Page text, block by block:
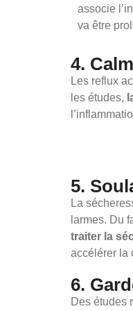
associe
va être
4.
Les reflux
les études,
5.
La
larmes. Du
traiter la
accélérer la
6.
Des études